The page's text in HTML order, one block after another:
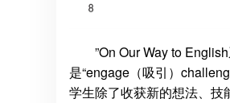
”On Our Way to
是“engage（吸引）
学生除了收获新的想法、技